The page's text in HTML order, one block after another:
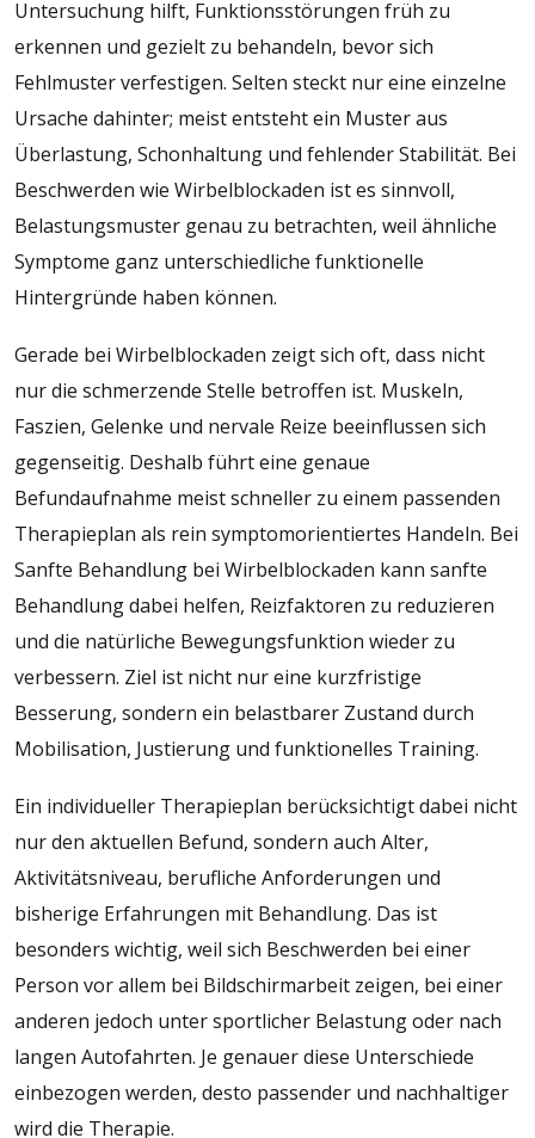
Untersuchung hilft, Funktionsstörungen früh zu
erkennen und gezielt zu behandeln, bevor sich
Fehlmuster verfestigen. Selten steckt nur eine einzelne
Ursache dahinter; meist entsteht ein Muster aus
Überlastung, Schonhaltung und fehlender Stabilität. Bei
Beschwerden wie Wirbelblockaden ist es sinnvoll,
Belastungsmuster genau zu betrachten, weil ähnliche
Symptome ganz unterschiedliche funktionelle
Hintergründe haben können.
Gerade bei Wirbelblockaden zeigt sich oft, dass nicht
nur die schmerzende Stelle betroffen ist. Muskeln,
Faszien, Gelenke und nervale Reize beeinflussen sich
gegenseitig. Deshalb führt eine genaue
Befundaufnahme meist schneller zu einem passenden
Therapieplan als rein symptomorientiertes Handeln. Bei
Sanfte Behandlung bei Wirbelblockaden kann sanfte
Behandlung dabei helfen, Reizfaktoren zu reduzieren
und die natürliche Bewegungsfunktion wieder zu
verbessern. Ziel ist nicht nur eine kurzfristige
Besserung, sondern ein belastbarer Zustand durch
Mobilisation, Justierung und funktionelles Training.
Ein individueller Therapieplan berücksichtigt dabei nicht
nur den aktuellen Befund, sondern auch Alter,
Aktivitätsniveau, berufliche Anforderungen und
bisherige Erfahrungen mit Behandlung. Das ist
besonders wichtig, weil sich Beschwerden bei einer
Person vor allem bei Bildschirmarbeit zeigen, bei einer
anderen jedoch unter sportlicher Belastung oder nach
langen Autofahrten. Je genauer diese Unterschiede
einbezogen werden, desto passender und nachhaltiger
wird die Therapie.